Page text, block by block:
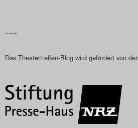
–––
Das Theatertreffen-Blog wird gefördert von der